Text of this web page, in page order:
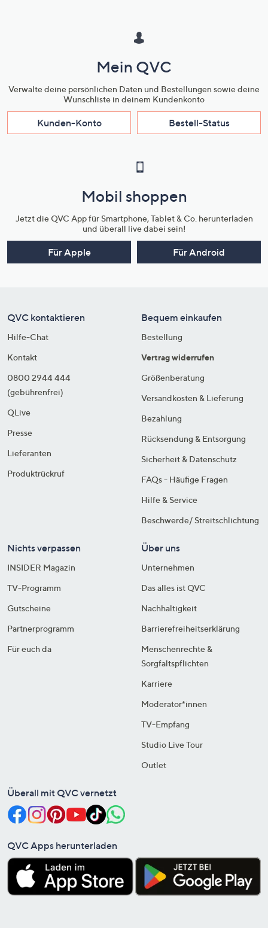
Mein QVC
Verwalte deine persönlichen Daten und Bestellungen sowie deine
Wunschliste in deinem Kundenkonto
Kunden-Konto Bestell-Status
Mobil shoppen
Jetzt die QVC App für Smartphone, Tablet & Co. herunterladen
und überall live dabei sein!
Für Apple Für Android
QVC kontaktieren
Hilfe-Chat
Kontakt
0800 2944 444
(gebührenfrei)
QLive
Presse
Lieferanten
Produktrückruf
Bequem einkaufen
Bestellung
Vertrag widerrufen
Größenberatung
Versandkosten & Lieferung
Bezahlung
Rücksendung & Entsorgung
Sicherheit & Datenschutz
FAQs - Häufige Fragen
Hilfe & Service
Beschwerde/ Streitschlichtung
Nichts verpassen
INSIDER Magazin
TV-Programm
Gutscheine
Partnerprogramm
Für euch da
Über uns
Unternehmen
Das alles ist QVC
Nachhaltigkeit
Barrierefreiheitserklärung
Menschenrechte &
Sorgfaltspflichten
Karriere
Moderator*innen
TV-Empfang
Studio Live Tour
Outlet
Überall mit QVC vernetzt
QVC Apps herunterladen